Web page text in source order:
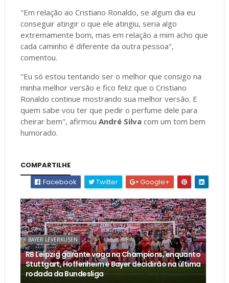
"Em relação ao Cristiano Ronaldo, se algum dia eu
conseguir atingir o que ele atingiu, seria algo
extremamente bom, mas em relação a mim acho que
cada caminho é diferente da outra pessoa",
comentou.
"Eu só estou tentando ser o melhor que consigo na
minha melhor versão e fico feliz que o Cristiano
Ronaldo continue mostrando sua melhor versão. E
quem sabe vou ter que pedir o perfume dele para
cheirar bem", afirmou André Silvacom um tom bem
humorado.
COMPARTILHE
Facebook
Twitter Google+
BAYER LEVERKUSEN
RB Leipzig garante vaga na Champions, enquanto
Stuttgart, Hoffenheim e Bayer decidirão na última
rodada da Bundesliga